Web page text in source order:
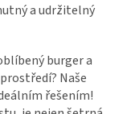
a udržitelný
burger a
Naše
řešením!